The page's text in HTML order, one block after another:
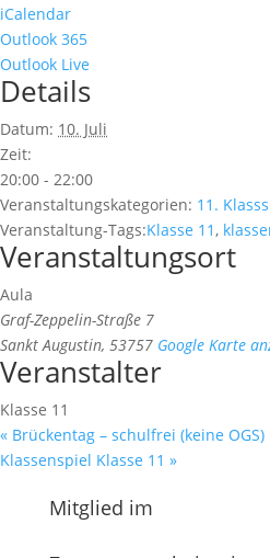
iCalendar
Outlook 365
Outlook Live
Details
Datum: 10. Juli
Zeit:
20:00 - 22:00
Veranstaltungskategorien: 11.
Veranstaltung-Tags:Klasse 11 ,
Veranstaltungsort
Aula
Graf-Zeppelin-Straße 7
Sankt Augustin, 53757 Google Karte
Veranstalter
Klasse 11
« Brückentag – schulfrei (keine OGS)
Klassenspiel Klasse 11 »
Mitglied im